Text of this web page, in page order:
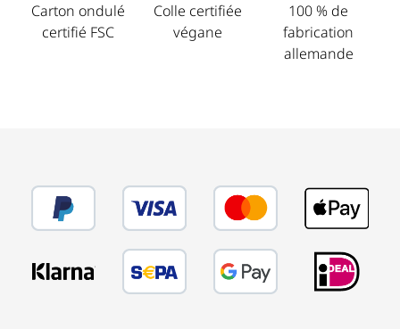
Carton ondulé
certifié FSC
Colle certifiée
végane
100 % de
fabrication
allemande